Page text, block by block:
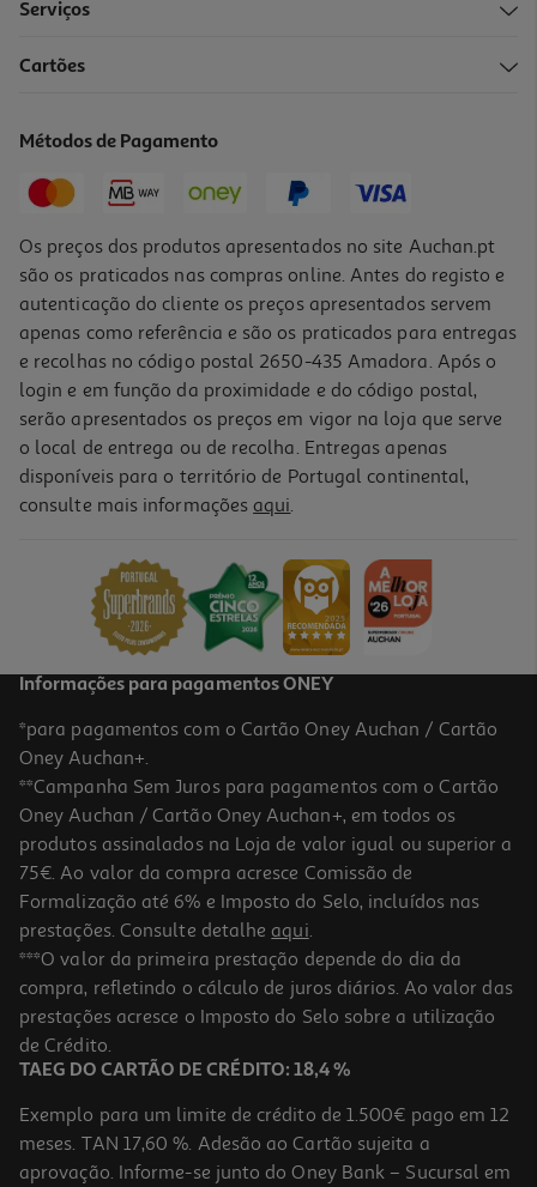
Serviços
Cartões
Métodos de Pagamento
Os preços dos produtos apresentados no site Auchan.pt
são os praticados nas compras online. Antes do registo e
autenticação do cliente os preços apresentados servem
apenas como referência e são os praticados para entregas
e recolhas no código postal 2650-435 Amadora. Após o
login e em função da proximidade e do código postal,
serão apresentados os preços em vigor na loja que serve
o local de entrega ou de recolha. Entregas apenas
disponíveis para o território de Portugal continental,
consulte mais informações aqui.
Informações para pagamentos ONEY
*para pagamentos com o Cartão Oney Auchan / Cartão
Oney Auchan+.
**Campanha Sem Juros para pagamentos com o Cartão
Oney Auchan / Cartão Oney Auchan+, em todos os
produtos assinalados na Loja de valor igual ou superior a
75€. Ao valor da compra acresce Comissão de
Formalização até 6% e Imposto do Selo, incluídos nas
prestações. Consulte detalhe aqui.
***O valor da primeira prestação depende do dia da
compra, refletindo o cálculo de juros diários. Ao valor das
prestações acresce o Imposto do Selo sobre a utilização
de Crédito.
TAEG DO CARTÃO DE CRÉDITO: 18,4 %
Exemplo para um limite de crédito de 1.500€ pago em 12
meses. TAN 17,60 %. Adesão ao Cartão sujeita a
aprovação. Informe-se junto do Oney Bank – Sucursal em